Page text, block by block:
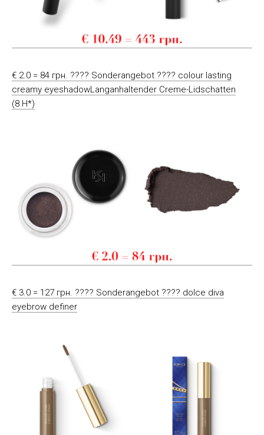
€ 2.0 = 84 грн. ???? Sonderangebot ???? colour lasting
creamy eyeshadowLanganhaltender Creme-Lidschatten
(8 H*)
€ 3.0 = 127 грн. ???? Sonderangebot ???? dolce diva
eyebrow definer